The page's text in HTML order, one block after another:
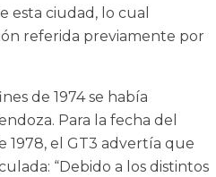
esta ciudad, lo cual
referida previamente por
de 1974 se había
Para la fecha del
1978, el GT3 advertía que
“Debido a los distintos